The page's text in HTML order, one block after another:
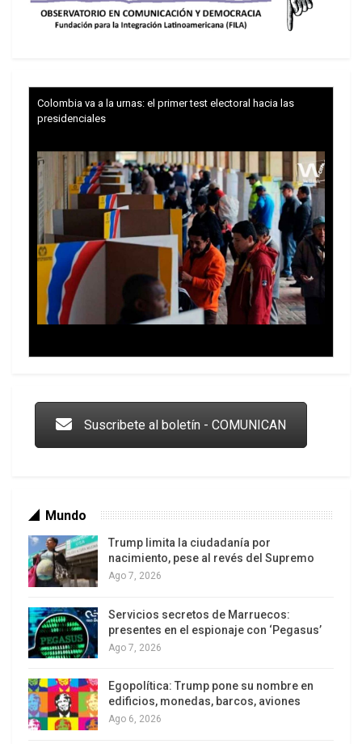
y permiten que sus hijos viajen en los jet de
PDVSA y después vayan a celebrar a los
dólares fungiendo de intermediarios…
Contra los que negociaron la economía con
han aumentado astronómicamente sus
riquezas a costa de la revolución.
Contra los corruptos y los ineficientes de la
revolución voy a votar para después del 6 de
diciembre botarlos de la revolución.
Voy a votar por cualquiera de las tarjeticas
que hoy representan al chavismo (PSUV, PCV,
PPT…). Para mi es indiferente, no voy a votar
los antichavistas, contra los enemigos
Voy a votar porque después del 6D, tengo la
esperanza de limpiarle el rostro de Bolívar y
de Chávez de tanta mierda que los corruptos
Colombia va a la urnas: el primer test electoral hacia las
presidenciales
Los latinos le van dando la espalda a Trump
Suscribete al boletín - COMUNICAN
Mundo
Trump limita la ciudadanía por
nacimiento, pese al revés del Supremo
Ago 7, 2026
Servicios secretos de Marruecos:
presentes en el espionaje con ‘Pegasus’
Ago 7, 2026
Egopolítica: Trump pone su nombre en
edificios, monedas, barcos, aviones
Ago 6, 2026